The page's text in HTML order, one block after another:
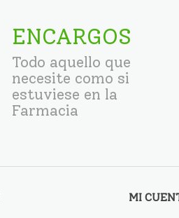
ENCARGOS
Todo aquello que
necesite como si
estuviese en la
Farmacia
MI